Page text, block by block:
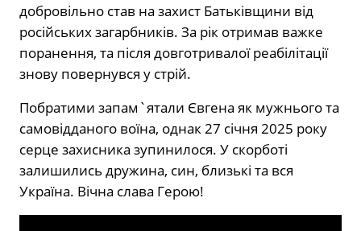
добровільно став на захист Батьківщини від
російських загарбників. За рік отримав важке
поранення, та після довготривалої реабілітації
знову повернувся у стрій.
Побратими запам`ятали Євгена як мужнього та
самовідданого воїна, однак 27 січня 2025 року
серце захисника зупинилося. У скорботі
залишились дружина, син, близькі та вся
Україна. Вічна слава Герою!